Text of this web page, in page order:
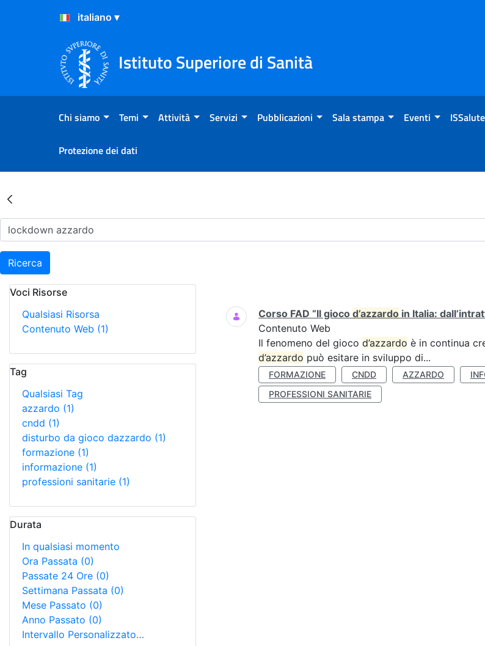
Salta al Contenuto
Salta al Footer
Istituto Superiore di Sanità
Chi siamo Temi Attività Servizi Pubblicazioni Sala stampa Eventi ISSalute
Protezione dei dati
Risultati della Ricerca - Archivio
Ricerca
Voci Risorse
Qualsiasi Risorsa
Contenuto Web (1)
Tag
Qualsiasi Tag
azzardo (1)
cndd (1)
disturbo da gioco dazzardo (1)
formazione (1)
informazione (1)
professioni sanitarie (1)
Durata
In qualsiasi momento
Ora Passata (0)
Passate 24 Ore (0)
Settimana Passata (0)
Mese Passato (0)
Anno Passato (0)
Intervallo Personalizzato…
Ricerca
Corso FAD “Il gioco d’azzardo in Italia:
Contenuto Web
Il fenomeno del gioco d’azzardo è in continua
d’azzardo può esitare in sviluppo di...
FORMAZIONE CNDD AZZARDO
PROFESSIONI SANITARIE